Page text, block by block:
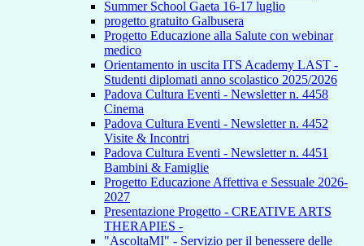
Summer School Gaeta 16-17 luglio
progetto gratuito Galbusera
Progetto Educazione alla Salute con webinar
medico
Orientamento in uscita ITS Academy LAST -
Studenti diplomati anno scolastico 2025/2026
Padova Cultura Eventi - Newsletter n. 4458
Cinema
Padova Cultura Eventi - Newsletter n. 4452
Visite & Incontri
Padova Cultura Eventi - Newsletter n. 4451
Bambini & Famiglie
Progetto Educazione Affettiva e Sessuale 2026-
2027
Presentazione Progetto - CREATIVE ARTS
THERAPIES -
"AscoltaMI" - Servizio per il benessere delle